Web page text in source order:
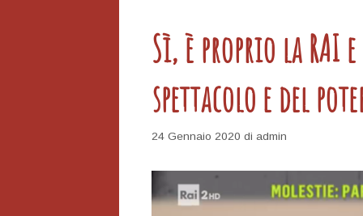
Sì, è proprio la RAI
spettacolo e del
24 Gennaio 2020 di admin